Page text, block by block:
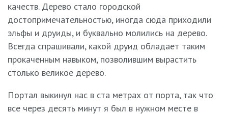
качеств. Дерево стало городской
достопримечательностью, иногда сюда приходили
эльфы и друиды, и буквально молились на дерево.
Всегда спрашивали, какой друид обладает таким
прокаченным навыком, позволившим вырастить
столько великое дерево.
Портал выкинул нас в ста метрах от порта, так что
все через десять минут я был в нужном месте в